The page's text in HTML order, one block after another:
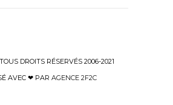
DROITS RÉSERVÉS 2006-2021
AVEC ❤ PAR AGENCE 2F2C